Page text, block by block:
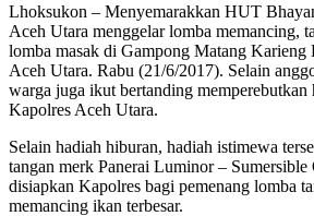
Lhoksukon – Menyemarakkan HUT
Aceh Utara menggelar lomba memancing,
lomba masak di Gampong Matang Karieng
Aceh Utara. Rabu (21/6/2017). Selain
warga juga ikut bertanding memperebutkan
Kapolres Aceh Utara.
Selain hadiah hiburan, hadiah istimewa
tangan merk Panerai Luminor –
disiapkan Kapolres bagi pemenang lomba
memancing ikan terbesar.